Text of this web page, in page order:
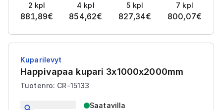
2 kpl
881,89€
4 kpl
854,62€
5 kpl
827,34€
7 kpl
800,07€
Kuparilevyt
Happivapaa kupari 3x1000x2000mm
Tuotenro: CR-15133
Saatavilla